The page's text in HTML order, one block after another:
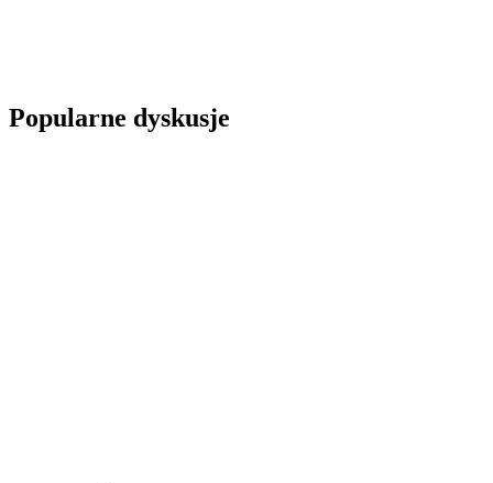
Popularne dyskusje